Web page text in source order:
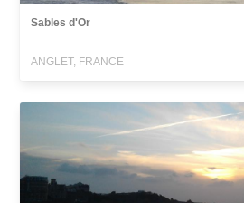
Sables d'Or
ANGLET, FRANCE